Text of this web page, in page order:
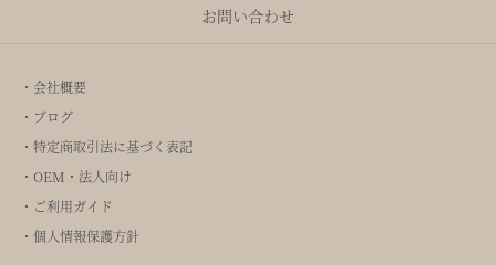
お問い合わせ
・会社概要
・ブログ
・特定商取引法に基づく表記
・OEM・法人向け
・ご利用ガイド
・個人情報保護方針